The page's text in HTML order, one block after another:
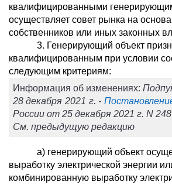
квалифицированными
осуществляет совет рынка на
собственников или иных законных
3. Генерирующий объект
квалифицированным при условии
следующим критериям:
Информация об изменениях:
28 декабря 2021 г. -
России от 25 декабря 2021 г. N
См. предыдущую редакцию
а) генерирующий объект
выработку электрической энергии
комбинированную выработку